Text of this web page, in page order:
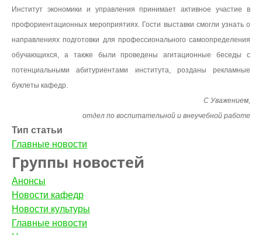
Институт экономики и управления принимает активное участие в
профориентационных мероприятиях. Гости выставки смогли узнать о
направлениях подготовки для профессионального самоопределения
обучающихся, а также были проведены агитационные беседы с
потенциальными абитуриентами института, розданы рекламные
буклеты кафедр.
С Уважением,
отдел по воспитательной и внеучебной работе
Тип статьи
Главные новости
Группы новостей
Анонсы
Новости кафедр
Новости культуры
Главные новости